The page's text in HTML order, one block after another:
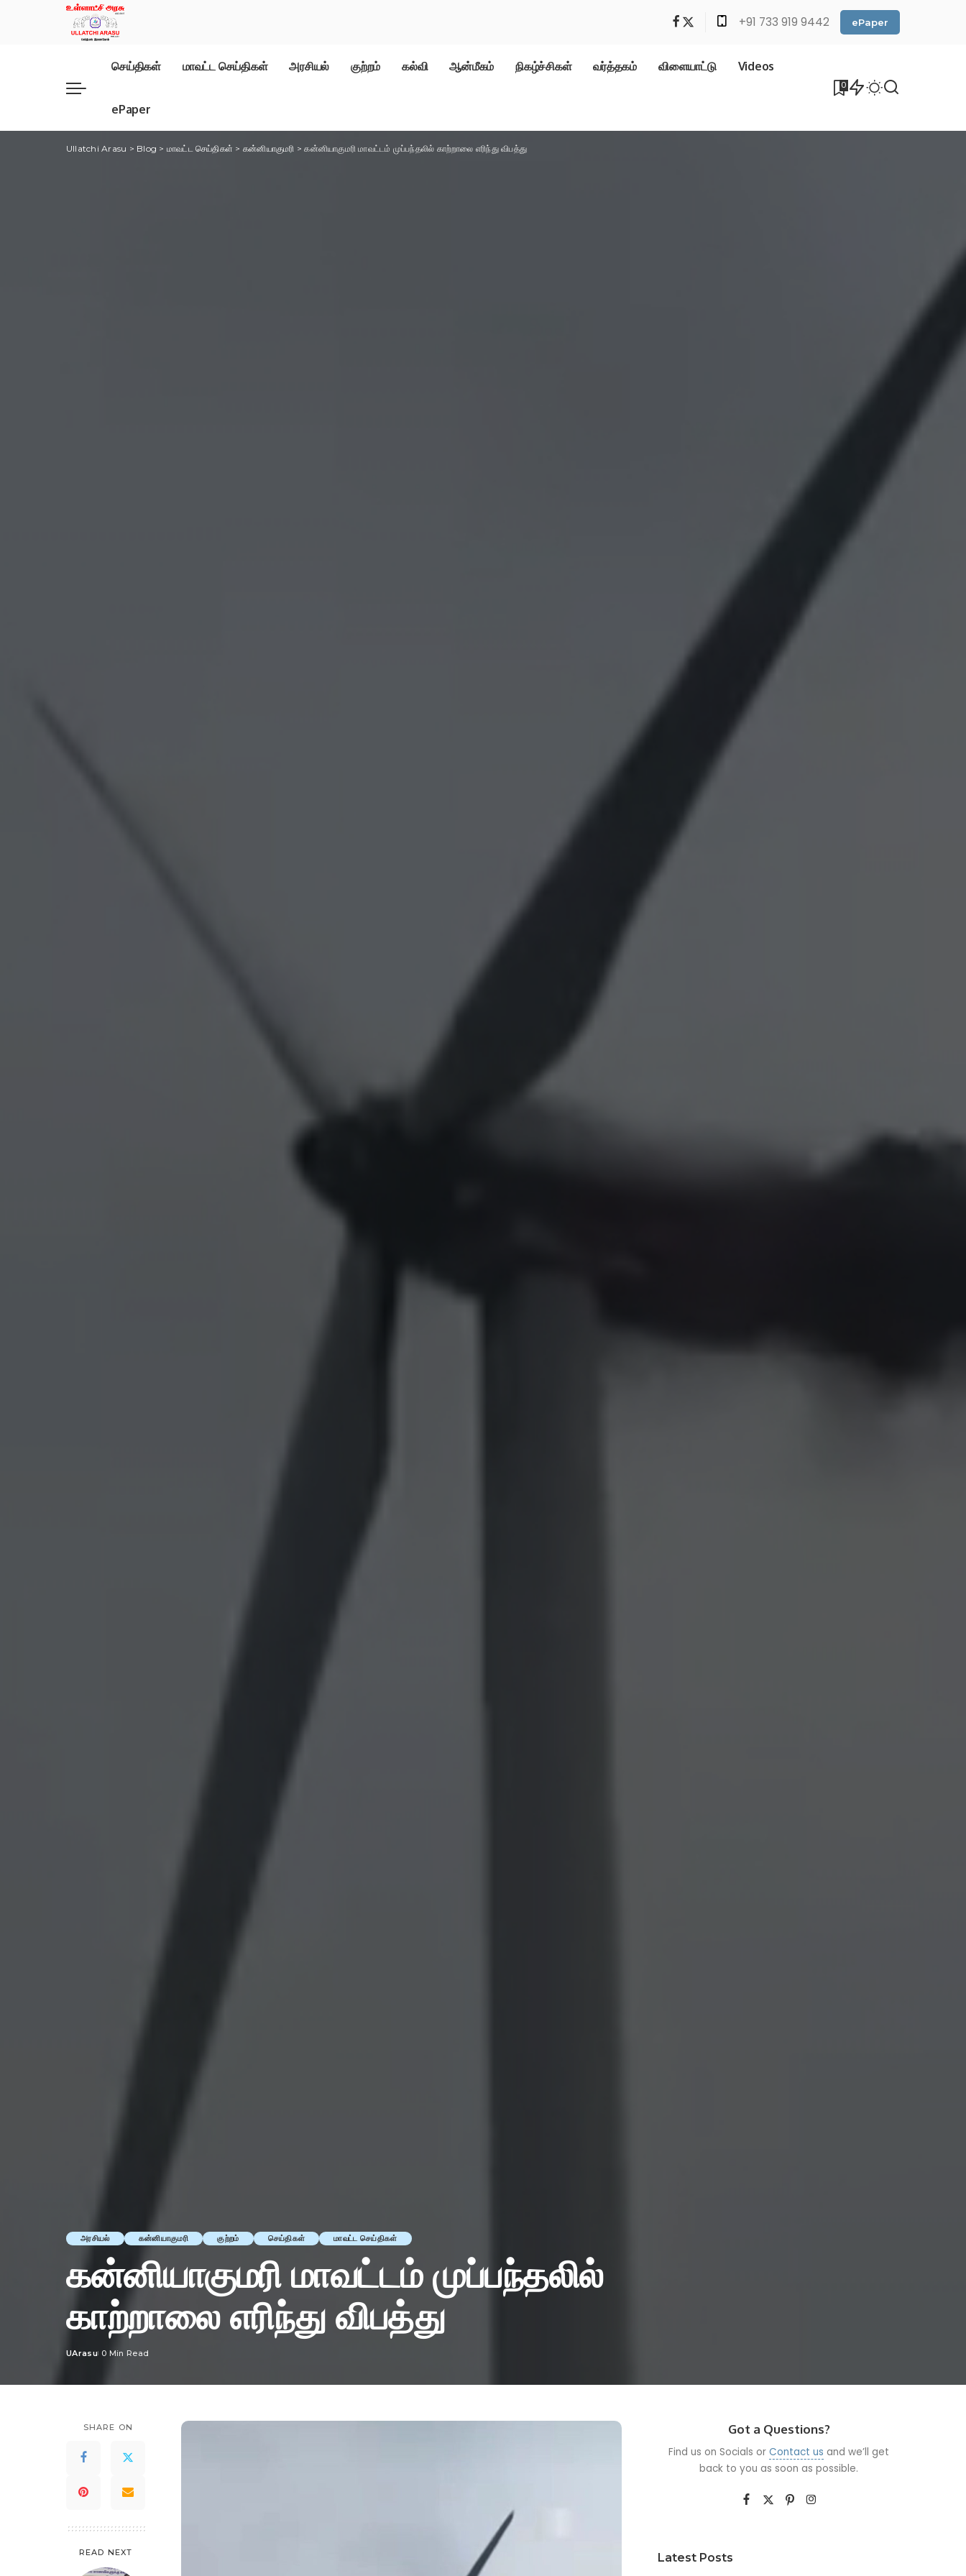
+91 733 919 9442 ePaper
செய்திகள் மாவட்ட செய்திகள் அரசியல் குற்றம் கல்வி ஆன்மீகம் நிகழ்ச்சிகள் வர்த்தகம் விளையாட்டு Videos
ePaper
0
Ullatchi Arasu > Blog > மாவட்ட செய்திகள் > கன்னியாகுமரி >கன்னியாகுமரி மாவட்டம் முப்பந்தலில் காற்றாலை எரிந்து விபத்து
அரசியல் கன்னியாகுமரி குற்றம் செய்திகள் மாவட்ட செய்திகள்
கன்னியாகுமரி மாவட்டம் முப்பந்தலில்
காற்றாலை எரிந்து விபத்து
Posted
UArasu 0 Min Read
SHARE ON
READ NEXT
Got a Questions?
Find us on Socials orContact us and we’ll get
back to you as soon as possible.
Latest Posts